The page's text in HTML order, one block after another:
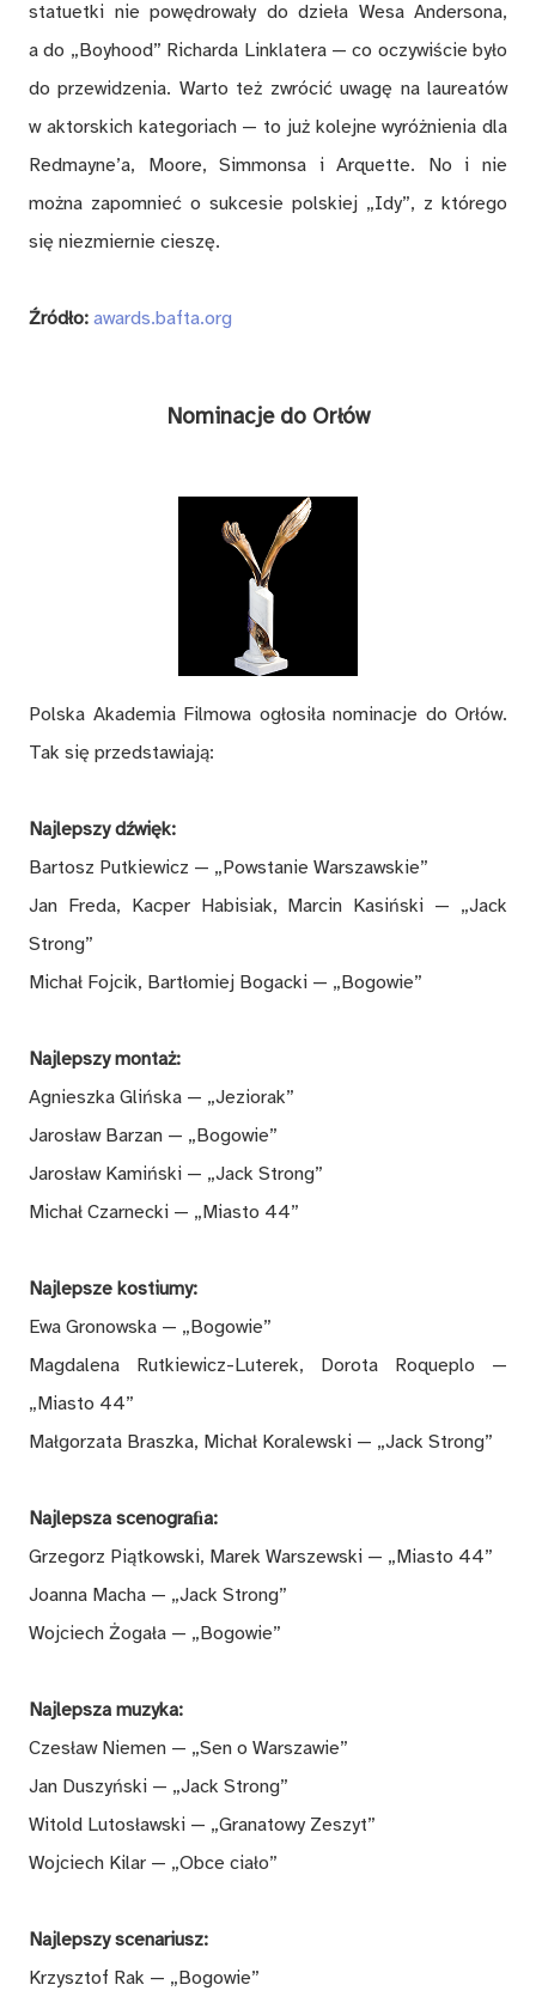
statuetki nie powędrowały do dzieła Wesa Andersona,
a do „Boyhood” Richarda Linklatera — co oczywiście było
do przewidzenia. Warto też zwrócić uwagę na laureatów
w aktorskich kategoriach — to już kolejne wyróżnienia dla
Redmayne’a, Moore, Simmonsa i Arquette. No i nie
można zapomnieć o sukcesie polskiej „Idy”, z którego
się niezmiernie cieszę.
Źródło: awards.bafta.org
Nominacje do Orłów
Polska Akademia Filmowa ogłosiła nominacje do Orłów.
Tak się przedstawiają:
Najlepszy dźwięk:
Bartosz Putkiewicz — „Powstanie Warszawskie”
Jan Freda, Kacper Habisiak, Marcin Kasiński — „Jack
Strong”
Michał Fojcik, Bartłomiej Bogacki — „Bogowie”
Najlepszy montaż:
Agnieszka Glińska — „Jeziorak”
Jarosław Barzan — „Bogowie”
Jarosław Kamiński — „Jack Strong”
Michał Czarnecki — „Miasto 44”
Najlepsze kostiumy:
Ewa Gronowska — „Bogowie”
Magdalena Rutkiewicz-Luterek, Dorota Roqueplo —
„Miasto 44”
Małgorzata Braszka, Michał Koralewski — „Jack Strong”
Najlepsza scenograﬁa:
Grzegorz Piątkowski, Marek Warszewski — „Miasto 44”
Joanna Macha — „Jack Strong”
Wojciech Żogała — „Bogowie”
Najlepsza muzyka:
Czesław Niemen — „Sen o Warszawie”
Jan Duszyński — „Jack Strong”
Witold Lutosławski — „Granatowy Zeszyt”
Wojciech Kilar — „Obce ciało”
Najlepszy scenariusz:
Krzysztof Rak — „Bogowie”